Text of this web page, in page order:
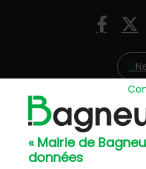
« Mairie de
données
X
57, avenue Henri
01